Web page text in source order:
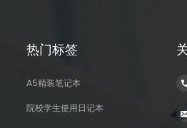
热门标签
A5精装笔记本
院校学生使用日记本